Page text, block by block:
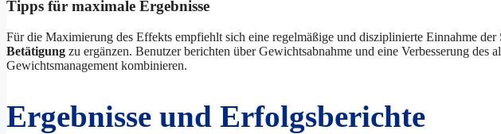
Tipps für maximale Ergebnisse
Für die Maximierung des Effekts empfiehlt sich eine regelmäßige und disziplinierte Einnahme
Betätigung zu ergänzen. Benutzer berichten über Gewichtsabnahme und eine Verbesserung
Gewichtsmanagement kombinieren.
Ergebnisse und Erfolgsberichte